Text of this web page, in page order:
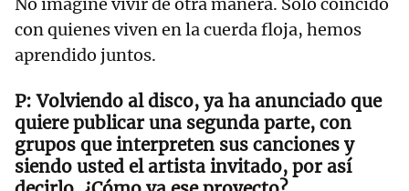
No imaginé vivir de otra manera. Solo coincido
con quienes viven en la cuerda floja, hemos
aprendido juntos.
Volviendo al disco, ya ha anunciado que
quiere publicar una segunda parte, con
grupos que interpreten sus canciones y
siendo usted el artista invitado, por así